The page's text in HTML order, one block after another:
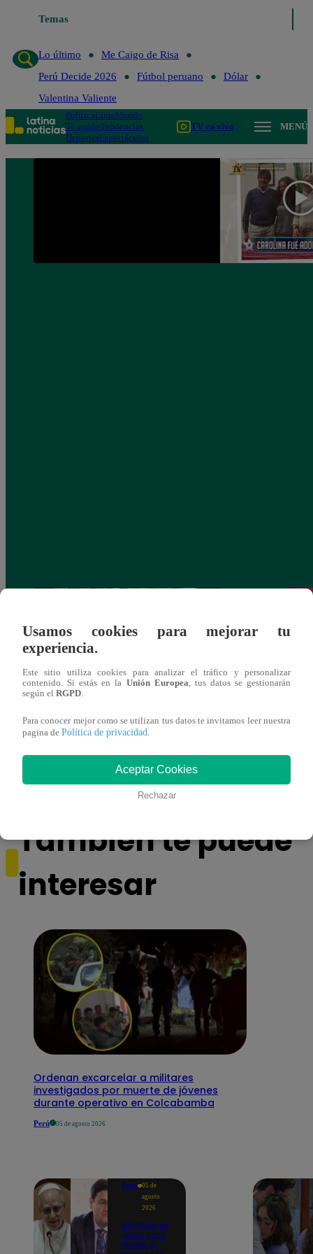
Temas
Lo último
Lo último
Me Caigo de Risa
Perú Decide 2026
Fútbol peruano
Dólar
Valentina Valiente
PolíticaLimaMundo
Te ayudoTendencias
DeportesEspectáculos
TV en vivo MENÚ
Mujeres indígenas y amazónicas del Perú
denuncian ante ONU que no se respeta su
También te puede
interesar
Ordenan excarcelar a militares
investigados por muerte de jóvenes
durante operativo en Colcabamba
Perú 05 de agosto 2026
Perú 05 de
agosto
2026
Chiclayo se
alista para
recibir al
Usamos cookies para mejorar tu
experiencia.
Este sitio utiliza cookies para analizar el tráfico y personalizar
contenido. Si estás en la Unión Europea, tus datos se gestionarán
según el RGPD.
Para conocer mejor como se utilizan tus datos te invitamos leer nuestra
pagina de Política de privacidad.
Aceptar Cookies
Rechazar